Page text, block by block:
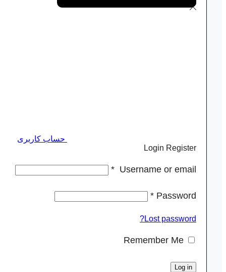
حساب کاربری
Login Register
Username or email
*
Password
*
Lost password?
Remember Me
Log in